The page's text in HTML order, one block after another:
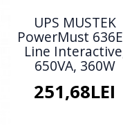
UPS MUSTEK
PowerMust
Line
650VA, 360W
251,68LEI